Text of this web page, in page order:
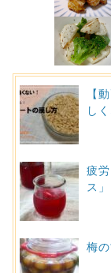
【
し
疲
ス」
梅